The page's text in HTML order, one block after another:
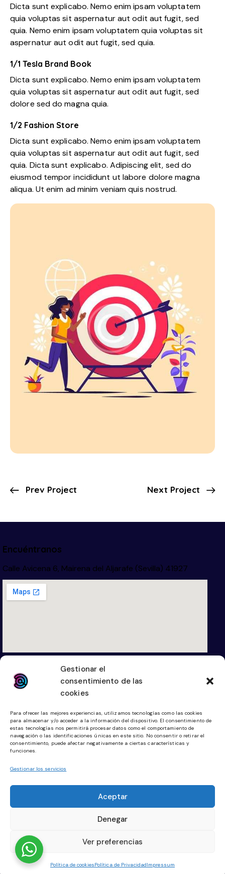
Gestionar el
consentimiento de las
cookies
Para ofrecer las mejores experiencias, utilizamos tecnologías como las cookies
para almacenar y/o acceder a la información del dispositivo. El consentimiento de
estas tecnologías nos permitirá procesar datos como el comportamiento de
navegación o las identificaciones únicas en este sitio. No consentir o retirar el
consentimiento, puede afectar negativamente a ciertas características y
funciones.
Gestionar los servicios
Aceptar
Denegar
Ver preferencias
Política de cookiesPolítica de PrivacidadImpressum
Dicta sunt explicabo. Nemo enim ipsam voluptatem
quia voluptas sit aspernatur aut odit aut fugit, sed
quia. Nemo enim ipsam voluptatem quia voluptas sit
aspernatur aut odit aut fugit, sed quia.
1/1 Tesla Brand Book
Dicta sunt explicabo. Nemo enim ipsam voluptatem
quia voluptas sit aspernatur aut odit aut fugit, sed
dolore sed do magna quia.
1/2 Fashion Store
Dicta sunt explicabo. Nemo enim ipsam voluptatem
quia voluptas sit aspernatur aut odit aut fugit, sed
quia. Dicta sunt explicabo. Adipiscing elit, sed do
eiusmod tempor incididunt ut labore dolore magna
aliqua. Ut enim ad minim veniam quis nostrud.
Prev Project Next Project
Encuéntranos
Calle Avicena 6, Mairena del Aljarafe (Sevilla) 41927
hola@digitallketing.es
623 042 739
Links
Diseño Web
Tienda Online
Legal
Aviso Legal
Política de Cookies
Instagram
DIGITALLKETING© 2026. Todos los derechos reservados.